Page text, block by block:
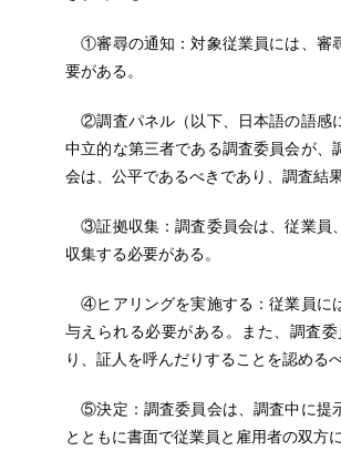
①審尋の通知：対象従業員には、審
要がある。
②調査パネル（以下、日本語の語感
中立的な第三者である調査委員会が、
会は、公平であるべきであり、調査結
③証拠収集：調査委員会は、従業員
収集する必要がある。
④ヒアリングを実施する：従業員に
与えられる必要がある。また、調査
り、証人を呼んだりすることを認める
⑤決定：調査委員会は、調査中に提
とともに書面で従業員と雇用者の双方